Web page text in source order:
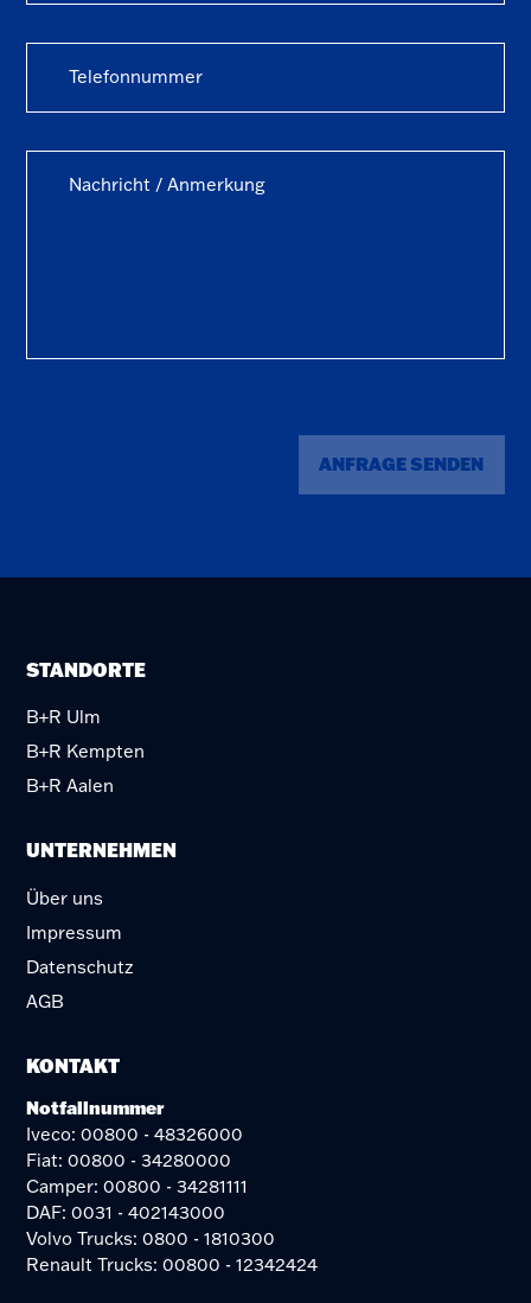
ANFRAGE SENDEN
STANDORTE
B+R Ulm
B+R Kempten
B+R Aalen
UNTERNEHMEN
Über uns
Impressum
Datenschutz
AGB
KONTAKT
Notfallnummer
Iveco: 00800 - 48326000
Fiat: 00800 - 34280000
Camper: 00800 - 34281111
DAF: 0031 - 402143000
Volvo Trucks: 0800 - 1810300
Renault Trucks: 00800 - 12342424